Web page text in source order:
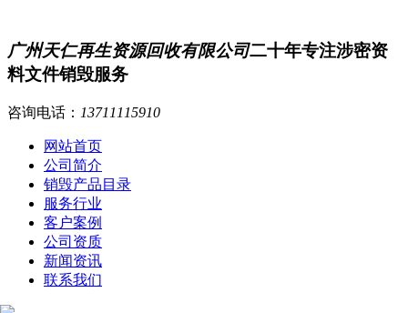
广州天仁再生资源回收有限公司二十年专注涉密资
料文件销毁服务
咨询电话： 13711115910
网站首页
公司简介
销毁产品目录
服务行业
客户案例
公司资质
新闻资讯
联系我们